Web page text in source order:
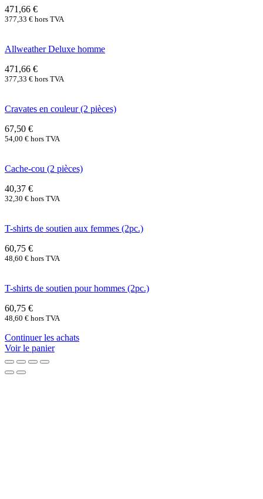
471,66 €
377,33 € hors TVA
Allweather Deluxe homme
471,66 €
377,33 € hors TVA
Cravates en couleur (2 pièces)
67,50 €
54,00 € hors TVA
Cache-cou (2 pièces)
40,37 €
32,30 € hors TVA
T-shirts de soutien aux femmes (2pc.)
60,75 €
48,60 € hors TVA
T-shirts de soutien pour hommes (2pc.)
60,75 €
48,60 € hors TVA
Continuer les achats
Voir le panier